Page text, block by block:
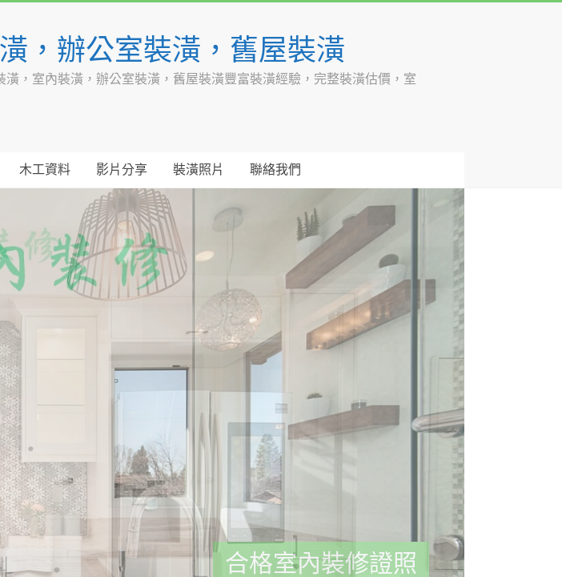
，辦公室裝潢，舊屋裝潢
，室內裝潢，辦公室裝潢，舊屋裝潢豐富裝潢經驗，完整裝潢估價，室
木工資料 影片分享 裝潢照片 聯絡我們
合格室內裝修證照